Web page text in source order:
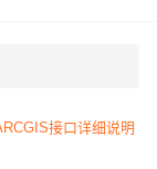
接口详细说明